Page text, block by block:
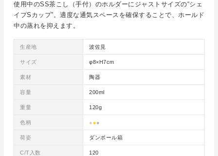
使用中のSS茶こし（手付）のホルダーにジャストサイズの“シェ
イプSカップ”。適度な通気スペースを確保することで、ホールド
中の蒸れを抑えます。
生産地 波佐見
サイズ φ8×H7cm
素材 陶器
容量 200ml
重量 120g
色柄 ● ●●
荷姿 ダンボール箱
C/T入数 120